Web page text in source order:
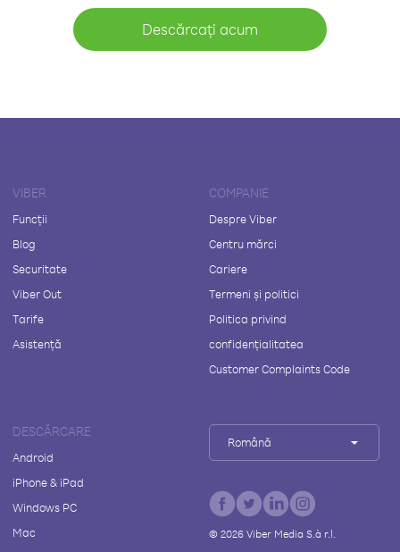
Descărcați acum
VIBER
Funcții
Blog
Securitate
Viber Out
Tarife
Asistență
COMPANIE
Despre Viber
Centru mărci
Cariere
Termeni și politici
Politica privind
confidențialitatea
Customer Complaints Code
DESCĂRCARE
Android
iPhone & iPad
Windows PC
Mac
Română
© 2026Viber Media S.à r.l.